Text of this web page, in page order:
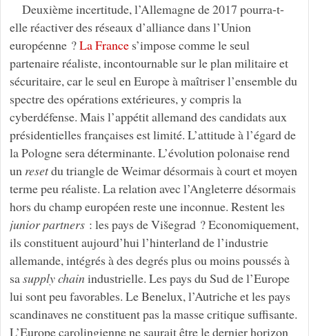
Deuxième incertitude, l’Allemagne de 2017 pourra-t-
elle réactiver des réseaux d’alliance dans l’Union
européenne ?La Frances’impose comme le seul
partenaire réaliste, incontournable sur le plan militaire et
sécuritaire, car le seul en Europe à maîtriser l’ensemble du
spectre des opérations extérieures, y compris la
cyberdéfense. Mais l’appétit allemand des candidats aux
présidentielles françaises est limité. L’attitude à l’égard de
la Pologne sera déterminante. L’évolution polonaise rend
un resetdu triangle de Weimar désormais à court et moyen
terme peu réaliste. La relation avec l’Angleterre désormais
hors du champ européen reste une inconnue. Restent les
junior partners: les pays de Višegrad ? Economiquement,
ils constituent aujourd’hui l’hinterland de l’industrie
allemande, intégrés à des degrés plus ou moins poussés à
sasupply chainindustrielle. Les pays du Sud de l’Europe
lui sont peu favorables. Le Benelux, l’Autriche et les pays
scandinaves ne constituent pas la masse critique suffisante.
L’Europe carolingienne ne saurait être le dernier horizon